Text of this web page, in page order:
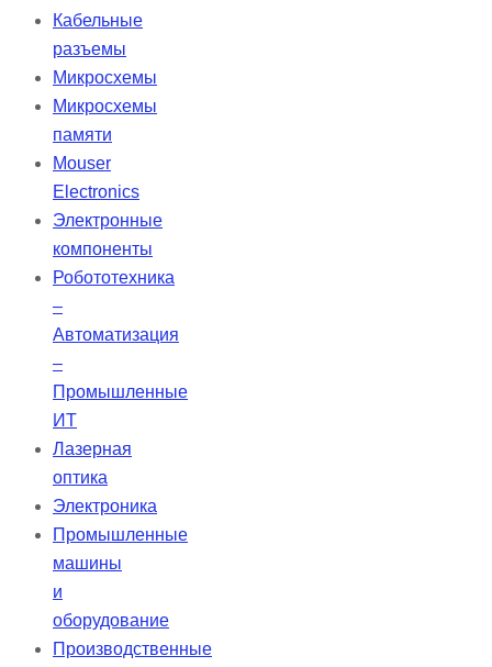
корневых каналов. Состав:
силикаты кальция, алюминат
кальция, оксид кальция, оксид
циркония, оксид железа, диоксид
кремния и диспергирующий агент.
Bio-C Sealer — бессмольный
цемент, который обеспечивает
высокую биосовместимость и
упрощает очистку пульпарной
камеры после эндодонтической
Кабельные
разъемы
Микросхемы
Микросхемы
памяти
Mouser
Electronics
Электронные
компоненты
Робототехника
–
Автоматизация
–
Промышленные
ИТ
Лазерная
оптика
Электроника
Промышленные
машины
и
оборудование
Производственные